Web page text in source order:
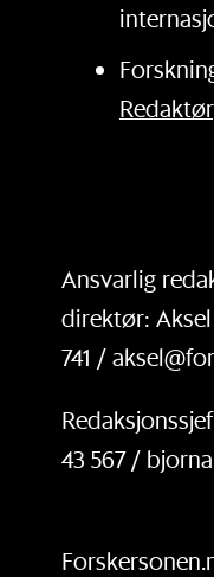
Ansvarlig
direktør:
741 /
43 567 /